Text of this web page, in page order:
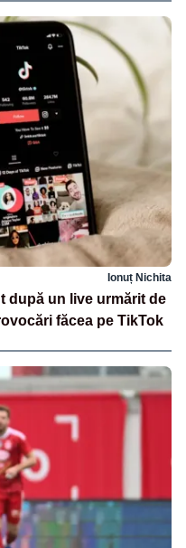
Ionuț Nichita
după un live urmărit de
făcea pe TikTok